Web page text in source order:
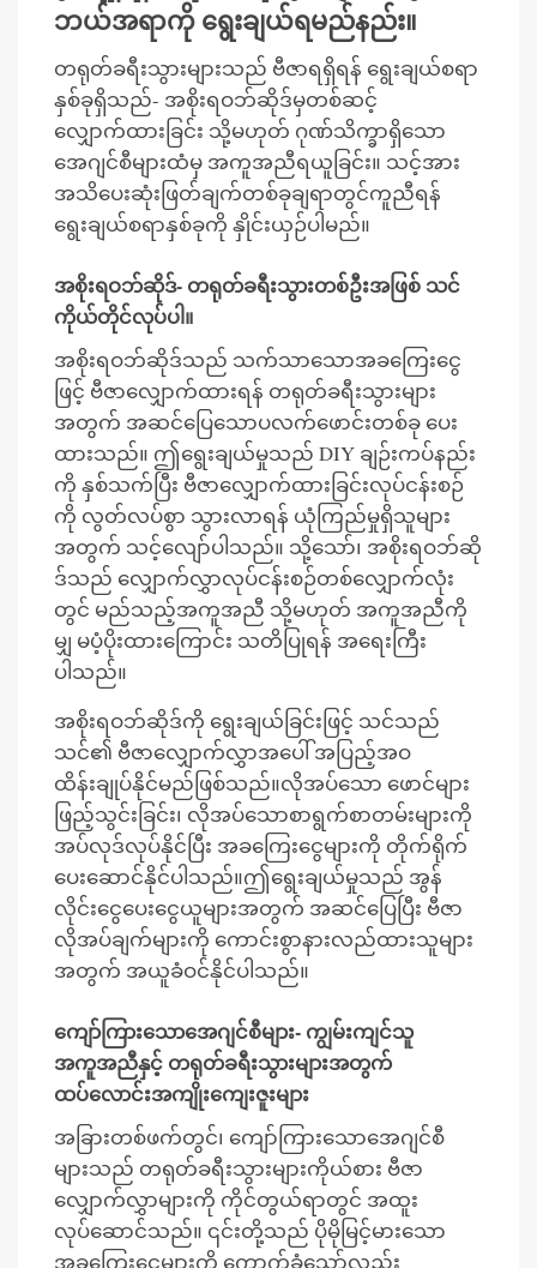
ဘယ်အရာကို ရွေးချယ်ရမည်နည်း။
တရုတ်ခရီးသွားများသည် ဗီဇာရရှိရန် ရွေးချယ်စရာ
နှစ်ခုရှိသည်- အစိုးရဝဘ်ဆိုဒ်မှတစ်ဆင့်
လျှောက်ထားခြင်း သို့မဟုတ် ဂုဏ်သိက္ခာရှိသော
အေဂျင်စီများထံမှ အကူအညီရယူခြင်း။ သင့်အား
အသိပေးဆုံးဖြတ်ချက်တစ်ခုချရာတွင်ကူညီရန်
ရွေးချယ်စရာနှစ်ခုကို နှိုင်းယှဉ်ပါမည်။
အစိုးရဝဘ်ဆိုဒ်- တရုတ်ခရီးသွားတစ်ဦးအဖြစ် သင်
ကိုယ်တိုင်လုပ်ပါ။
အစိုးရဝဘ်ဆိုဒ်သည် သက်သာသောအခကြေးငွေ
ဖြင့် ဗီဇာလျှောက်ထားရန် တရုတ်ခရီးသွားများ
အတွက် အဆင်ပြေသောပလက်ဖောင်းတစ်ခု ပေး
ထားသည်။ ဤရွေးချယ်မှုသည် DIY ချဉ်းကပ်နည်း
ကို နှစ်သက်ပြီး ဗီဇာလျှောက်ထားခြင်းလုပ်ငန်းစဉ်
ကို လွတ်လပ်စွာ သွားလာရန် ယုံကြည်မှုရှိသူများ
အတွက် သင့်လျော်ပါသည်။ သို့သော်၊ အစိုးရဝဘ်ဆို
ဒ်သည် လျှောက်လွှာလုပ်ငန်းစဉ်တစ်လျှောက်လုံး
တွင် မည်သည့်အကူအညီ သို့မဟုတ် အကူအညီကို
မျှ မပံ့ပိုးထားကြောင်း သတိပြုရန် အရေးကြီး
ပါသည်။
အစိုးရဝဘ်ဆိုဒ်ကို ရွေးချယ်ခြင်းဖြင့် သင်သည်
သင်၏ ဗီဇာလျှောက်လွှာအပေါ် အပြည့်အဝ
ထိန်းချုပ်နိုင်မည်ဖြစ်သည်။လိုအပ်သော ဖောင်များ
ဖြည့်သွင်းခြင်း၊ လိုအပ်သောစာရွက်စာတမ်းများကို
အပ်လုဒ်လုပ်နိုင်ပြီး အခကြေးငွေများကို တိုက်ရိုက်
ပေးဆောင်နိုင်ပါသည်။ဤရွေးချယ်မှုသည် အွန်
လိုင်းငွေပေးငွေယူများအတွက် အဆင်ပြေပြီး ဗီဇာ
လိုအပ်ချက်များကို ကောင်းစွာနားလည်ထားသူများ
အတွက် အယူခံဝင်နိုင်ပါသည်။
ကျော်ကြားသောအေဂျင်စီများ- ကျွမ်းကျင်သူ
အကူအညီနှင့် တရုတ်ခရီးသွားများအတွက်
ထပ်လောင်းအကျိုးကျေးဇူးများ
အခြားတစ်ဖက်တွင်၊ ကျော်ကြားသောအေဂျင်စီ
များသည် တရုတ်ခရီးသွားများကိုယ်စား ဗီဇာ
လျှောက်လွှာများကို ကိုင်တွယ်ရာတွင် အထူး
လုပ်ဆောင်သည်။ ၎င်းတို့သည် ပိုမိုမြင့်မားသော
အခကြေးငွေများကို ကောက်ခံသော်လည်း